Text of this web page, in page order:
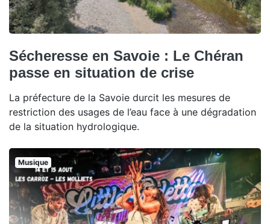
Sécheresse en Savoie : Le Chéran
passe en situation de crise
La préfecture de la Savoie durcit les mesures de
restriction des usages de l’eau face à une dégradation
de la situation hydrologique.
Musique